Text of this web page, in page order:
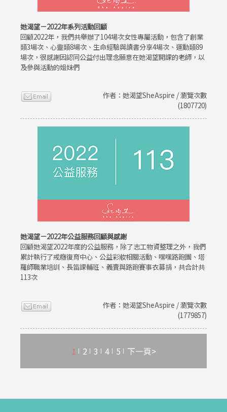
她渴望－2022年系列活動回顧
回顧2022年，我們共舉辦了104場次女性專屬活動，包含了創業
類3場次、心靈類8場次、生命經驗與讀書分享4場次、運動類89
場次，很感謝因認同公益付出理念願意在她渴望開課的老師，以
及參與活動的姐妹們
作者：她渴望SheAspire / 瀏覽次數
(1807720)
她渴望－2022年公益服務回顧與感謝
回顧她渴望2022年度的公益服務，除了志工物資整理之外，我們
累計執行了戒癮復育中心、公益彩妝相關活動、嘿嘿路跑團、塔
羅師職業培訓、長笛課輔班、義賣與路跑賽事衣募捐，共合計共
113次
作者：她渴望SheAspire / 瀏覽次數
(1779857)
1 2 3 4 5 下一頁>